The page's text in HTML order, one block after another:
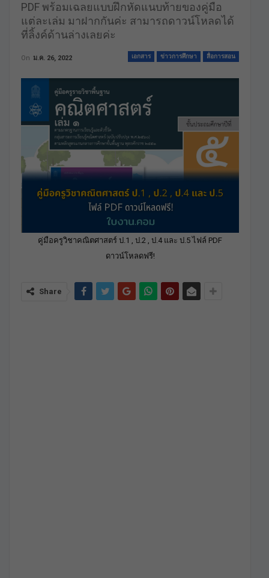
PDF พร้อมเฉลยแบบฝึกหัดแนบท้ายของคู่มือ
แต่ละเล่ม มาฝากกันค่ะ สามารถดาวน์โหลดได้
ที่ลิ้งค์ด้านล่างเลยค่ะ
เอกสาร ข่าวการศึกษา สื่อการสอน
On ม.ค. 26, 2022
คู่มือครูวิชาคณิตศาสตร์ ป.1 , ป.2 , ป.4 และ ป.5 ไฟล์ PDF
ดาวน์โหลดฟรี!
Share